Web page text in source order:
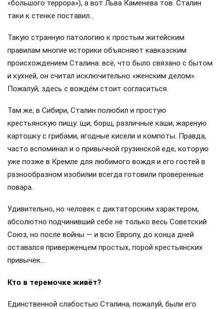
«большого террора»), а вот Льва Каменева тов. Сталин
таки к стенке поставил…
Такую странную патологию к простым житейским
правилам многие историки объясняют кавказским
происхождением Сталина: всё, что было связано с бытом
и кухней, он считал исключительно «женским делом».
Пожалуй, здесь с вождём стоит согласиться.
Там же, в Сибири, Сталин полюбил и простую
крестьянскую пищу: щи, борщ, различные каши, жареную
картошку с грибами, ягодные кисели и компоты. Правда,
часто вспоминал и о привычной грузинской еде, которую
уже позже в Кремле для любимого вождя и его гостей в
разнообразном изобилии всегда готовили проверенные
повара.
Удивительно, но человек с диктаторским характером,
абсолютно подчинивший себе не только весь Советский
Союз, но после войны — и всю Европу, до конца дней
оставался приверженцем простых, порой крестьянских
привычек…
Кто в теремочке живёт?
Единственной слабостью Сталина, пожалуй, были его